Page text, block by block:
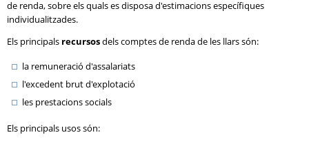
de renda, sobre els quals es disposa d'estimacions específiques
individualitzades.
Els principals recursosdels comptes de renda de les llars són:
la remuneració d'assalariats
l'excedent brut d'explotació
les prestacions socials
Els principals usos són: